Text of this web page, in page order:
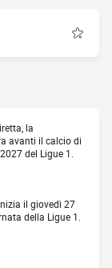
la
avanti il calcio di
del Ligue 1.
il giovedì 27
della Ligue 1.